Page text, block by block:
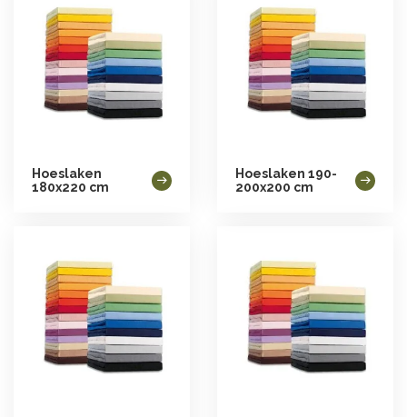
Hoeslaken
180x220 cm
Hoeslaken 190-
200x200 cm